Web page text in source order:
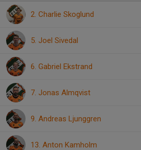
2. Charlie Skoglund
5. Joel Sivedal
6. Gabriel Ekstrand
7. Jonas Almqvist
9. Andreas Ljunggren
13. Anton Kamholm